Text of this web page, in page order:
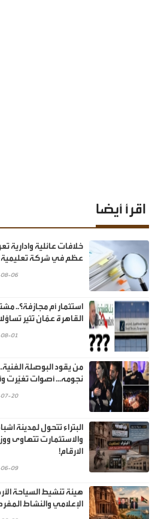
اقرأ أيضا
خلافات عائلية وادارية
عظم في شركة تعليمية
06
استثمار أم مجازفة؟..
القاهرة عمّان تثير
01
من يقود البوصلة
نجومه... أصوات تغيّرت
20
البتراء تتحول لمدينة
والاستثمارت تتهاوى
الارقام!
09
هيئة تنشيط السياحة
الإعلامي والنشاط